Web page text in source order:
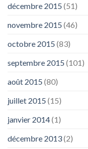
décembre 2015 (51)
novembre 2015 (46)
octobre 2015 (83)
septembre 2015 (101)
août 2015 (80)
juillet 2015 (15)
janvier 2014(1)
décembre 2013(2)